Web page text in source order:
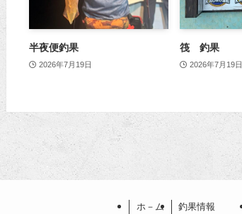
半夜便釣果
2026年7月19日
筏 釣果
2026年7月19日
ホ－ム 釣果情報